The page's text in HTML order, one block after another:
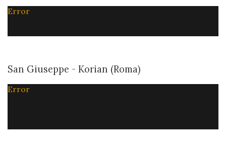
Error
San Giuseppe - Korian (Roma)
Error